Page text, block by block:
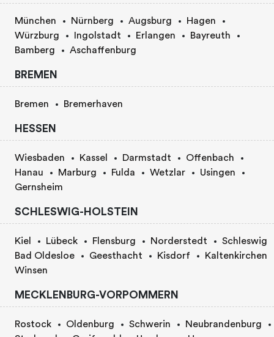
München Nürnberg Augsburg
Hagen
Würzburg
Ingolstadt Erlangen
Bayreuth
Bamberg
Aschaffenburg
BREMEN
Bremen Bremerhaven
HESSEN
Wiesbaden Kassel Darmstadt
Offenbach
Hanau
Marburg Fulda Wetzlar
Usingen
Gernsheim
SCHLESWIG-HOLSTEIN
Kiel Lübeck Flensburg Norderstedt
Schleswig
Bad Oldesloe
Geesthacht Kisdorf
Kaltenkirchen
Winsen
MECKLENBURG-VORPOMMERN
Rostock Oldenburg Schwerin
Neubrandenburg